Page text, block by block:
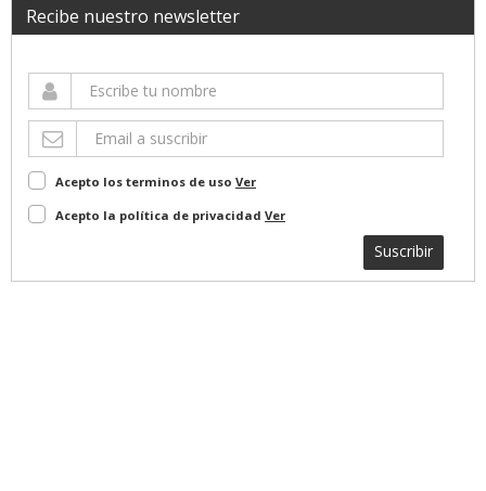
Recibe nuestro newsletter
Acepto los terminos de uso Ver
Acepto la política de privacidad Ver
Suscribir